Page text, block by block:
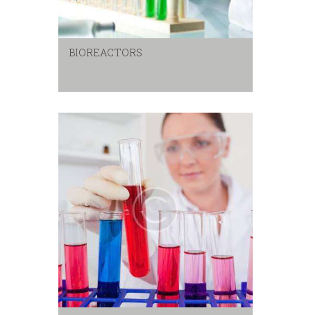
BIOREACTORS